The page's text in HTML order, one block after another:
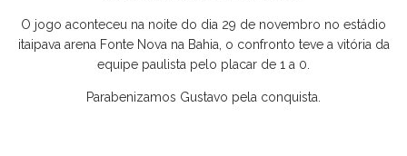
O jogo aconteceu na noite do dia 29 de novembro no estádio
itaipava arena Fonte Nova na Bahia, o confronto teve a vitória da
equipe paulista pelo placar de 1 a 0.
Parabenizamos Gustavo pela conquista.